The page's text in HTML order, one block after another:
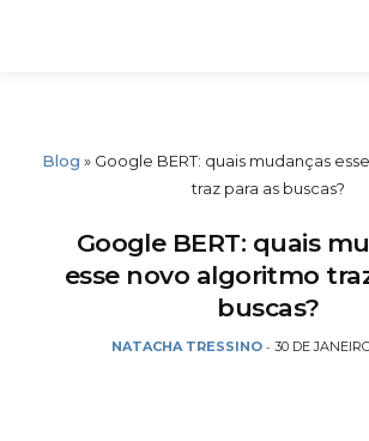
Blog » Google BERT: quais mudanças
traz para as buscas?
Google BERT: quais
esse novo algoritmo
buscas?
NATACHA TRESSINO - 30 DE